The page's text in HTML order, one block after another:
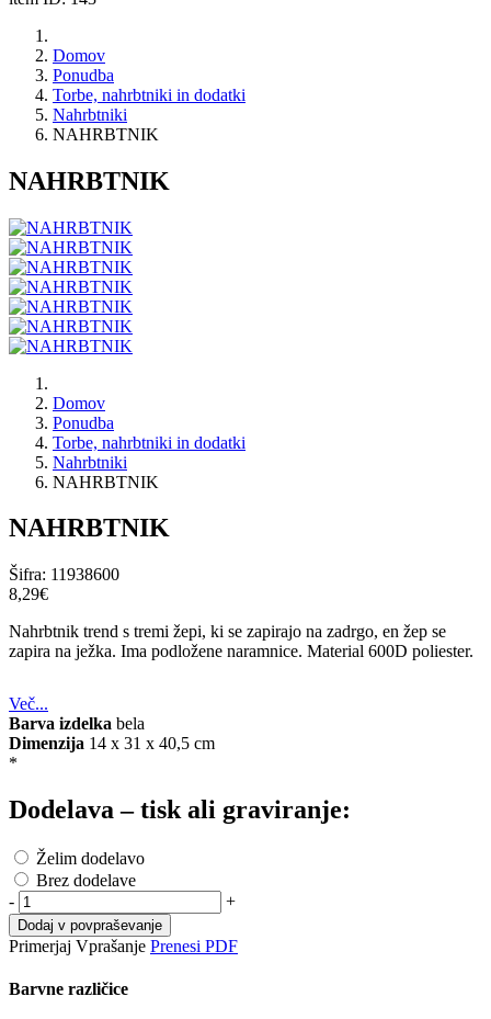
Domov
Ponudba
Torbe, nahrbtniki in dodatki
Nahrbtniki
NAHRBTNIK
NAHRBTNIK
Domov
Ponudba
Torbe, nahrbtniki in dodatki
Nahrbtniki
NAHRBTNIK
NAHRBTNIK
Šifra: 11938600
8,29‎€
Nahrbtnik trend s tremi žepi, ki se zapirajo na zadrgo, en žep se
zapira na ježka. Ima podložene naramnice. Material 600D poliester.
Več...
Barva izdelka bela
Dimenzija 14 x 31 x 40,5 cm
*
Dodelava – tisk ali graviranje:
Želim dodelavo
Brez dodelave
-
+
Dodaj v povpraševanje
Primerjaj Vprašanje Prenesi PDF
Barvne različice